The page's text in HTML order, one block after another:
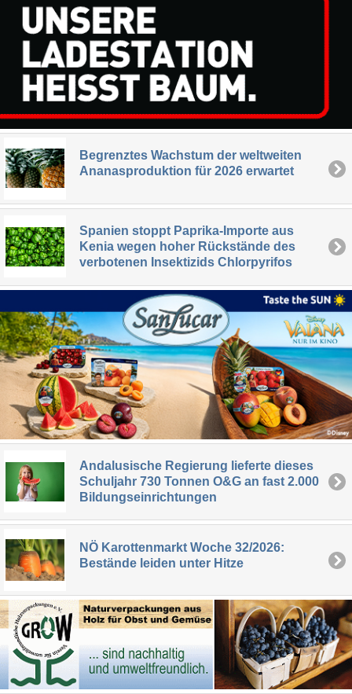
Begrenztes Wachstum der weltweiten
Ananasproduktion für 2026 erwartet
Spanien stoppt Paprika-Importe aus
Kenia wegen hoher Rückstände des
verbotenen Insektizids Chlorpyrifos
Andalusische Regierung lieferte dieses
Schuljahr 730 Tonnen O&G an fast 2.000
Bildungseinrichtungen
NÖ Karottenmarkt Woche 32/2026:
Bestände leiden unter Hitze